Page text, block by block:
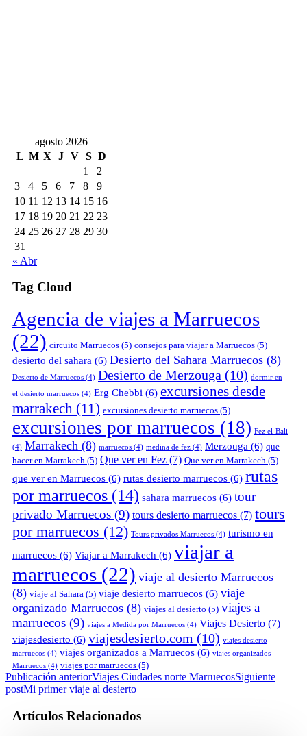
agosto 2026
L M X J V S D
1
2
3
4 5 6 7 8
9
10 11 12 13 14 15 16
17 18 19 20 21 22 23
24 25 26 27 28 29 30
31
« Abr
Tag Cloud
Agencia de viajes a Marruecos
(22) circuito Marruecos (5) consejos para viajar a Marruecos (5)
desierto del sahara (6) Desierto del Sahara Marruecos (8)
Desierto de Marruecos (4) Desierto de Merzouga (10) dormir en
el desierto marruecos (4) Erg Chebbi (6) excursiones desde
marrakech (11) excursiones desierto marruecos (5)
excursiones por marruecos (18) Fez el-Bali
(4) Marrakech (8) marruecos (4) medina de fez (4) Merzouga (6) que
hacer en Marrakech (5) Que ver en Fez (7) Que ver en Marrakech (5)
que ver en Marruecos (6) rutas desierto marruecos (6) rutas
por marruecos (14) sahara marruecos (6) tour
privado Marruecos (9) tours desierto marruecos (7) tours
por marruecos (12) Tours privados Marruecos (4) turismo en
marruecos (6) Viajar a Marrakech (6) viajar a
marruecos (22) viaje al desierto Marruecos
(8) viaje al Sahara (5) viaje desierto marruecos (6) viaje
organizado Marruecos (8) viajes al desierto (5) viajes a
marruecos (9) viajes a Medida por Marruecos (4) Viajes Desierto (7)
viajesdesierto (6) viajesdesierto.com (10) viajes desierto
marruecos (4) viajes organizados a Marruecos (6) viajes organizados
Marruecos (4) viajes por marruecos (5)
Publicación anteriorViajes Ciudades norte MarruecosSiguiente
postMi primer viaje al desierto
Artículos Relacionados